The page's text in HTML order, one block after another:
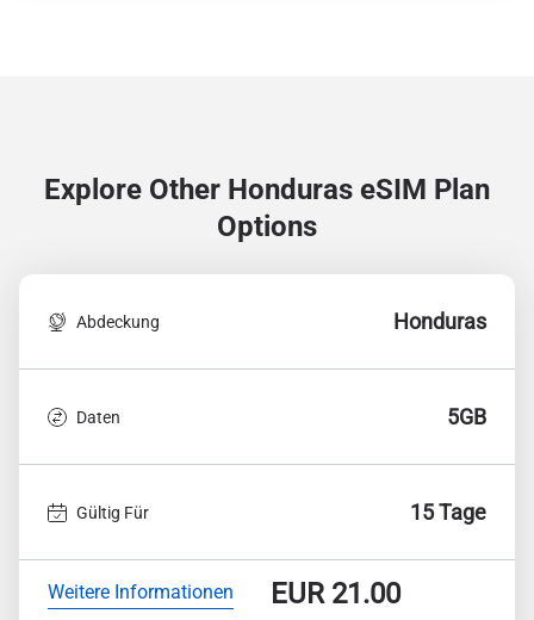
Explore Other Honduras eSIM Plan
Options
Abdeckung Honduras
Daten 5GB
Gültig Für 15 Tage
Weitere Informationen EUR21.00